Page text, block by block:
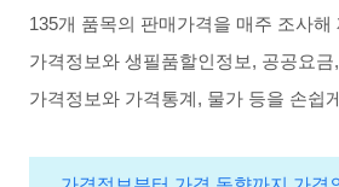
135개 품목의 판매가격을 매주 조사해
가격정보와 생필품할인정보, 공공요금,
가격정보와 가격통계 , 물가 등을 손쉽게